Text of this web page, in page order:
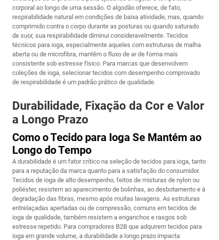
corporal ao longo de uma sessão. O algodão oferece, de fato,
respirabilidade natural em condições de baixa atividade, mas, quando
comprimido contra o corpo durante as posturas ou quando saturado
de suor, sua respirabilidade diminui consideravelmente. Tecidos
técnicos para ioga, especialmente aqueles com estruturas de malha
aberta ou de microfibra, mantêm o fluxo de ar de forma mais
consistente sob estresse físico. Para marcas que desenvolvem
coleções de ioga, selecionar tecidos com desempenho comprovado
de respirabilidade é um padrão prático de qualidade.
Durabilidade, Fixação da Cor e Valor
a Longo Prazo
Como o Tecido para Ioga Se Mantém ao
Longo do Tempo
A durabilidade é um fator crítico na seleção de tecidos para ioga, tanto
para a reputação da marca quanto para a satisfação do consumidor.
Tecidos de ioga de alto desempenho, feitos de misturas de nylon ou
poliéster, resistem ao aparecimento de bolinhas, ao desbotamento e à
degradação das fibras, mesmo após muitas lavagens. As estruturas
entrelaçadas apertadas ou de compressão, comuns em tecidos de
ioga de qualidade, também resistem a enganchos e rasgos sob
estresse repetido. Para compradores B2B que adquirem tecidos para
ioga em grande volume, a durabilidade a longo prazo impacta